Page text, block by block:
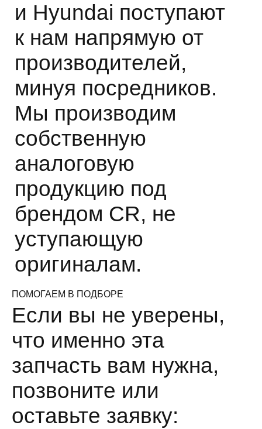
и Hyundai поступают
к нам напрямую от
производителей,
минуя посредников.
Мы производим
собственную
аналоговую
продукцию под
брендом CR, не
уступающую
оригиналам.
ПОМОГАЕМ В ПОДБОРЕ
Если вы не уверены,
что именно эта
запчасть вам нужна,
позвоните или
оставьте заявку: